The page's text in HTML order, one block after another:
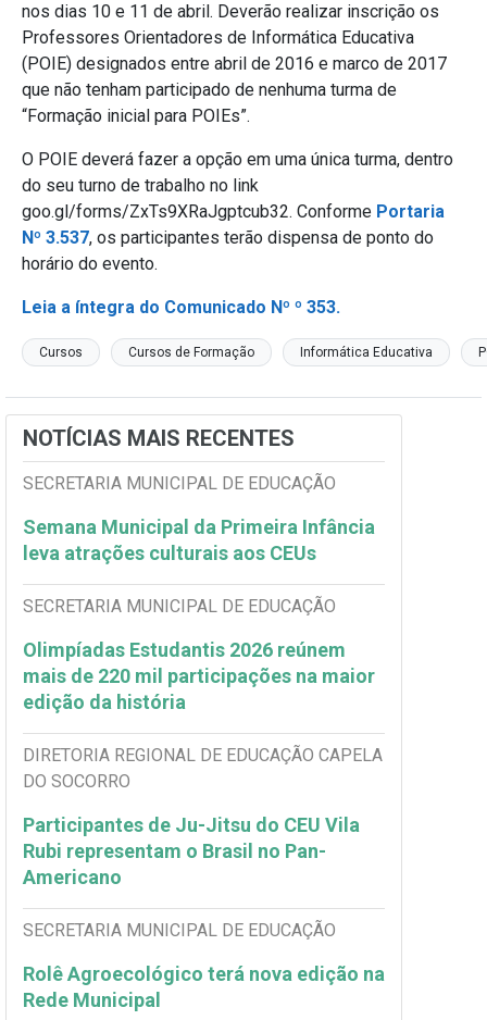
nos dias 10 e 11 de abril. Deverão realizar inscrição os
Professores Orientadores de Informática Educativa
(POIE) designados entre abril de 2016 e marco de 2017
que não tenham participado de nenhuma turma de
“Formação inicial para POIEs”.
O POIE deverá fazer a opção em uma única turma, dentro
do seu turno de trabalho no link
goo.gl/forms/ZxTs9XRaJgptcub32. Conforme Portaria
Nº 3.537, os participantes terão dispensa de ponto do
horário do evento.
Leia a íntegra do Comunicado Nº º 353.
Cursos Cursos de Formação Informática Educativa
NOTÍCIAS MAIS RECENTES
SECRETARIA MUNICIPAL DE EDUCAÇÃO
Semana Municipal da Primeira Infância
leva atrações culturais aos CEUs
SECRETARIA MUNICIPAL DE EDUCAÇÃO
Olimpíadas Estudantis 2026 reúnem
mais de 220 mil participações na maior
edição da história
DIRETORIA REGIONAL DE EDUCAÇÃO CAPELA
DO SOCORRO
Participantes de Ju-Jitsu do CEU Vila
Rubi representam o Brasil no Pan-
Americano
SECRETARIA MUNICIPAL DE EDUCAÇÃO
Rolê Agroecológico terá nova edição na
Rede Municipal